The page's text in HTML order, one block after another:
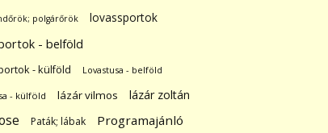
polgárőrök
lovassportok
- belföld
- külföld Lovastusa - belföld
- külföld lázár vilmos lázár zoltán
Paták; lábak Programajánló